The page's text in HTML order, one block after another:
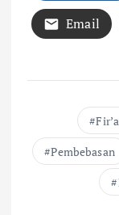
Email
Pembebasan